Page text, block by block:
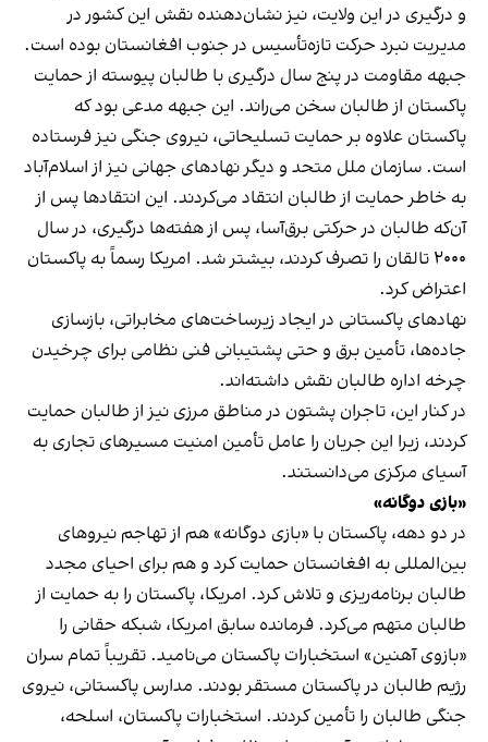
و درگیری در این ولایت، نیز نشان‌دهنده نقش این کشور در
مدیریت نبرد حرکت تازه‌تأسیس در جنوب افغانستان بوده است.
جبهه مقاومت در پنج سال درگیری با طالبان پیوسته از حمایت
پاکستان از طالبان سخن می‌راند. این جبهه مدعی بود که
پاکستان علاوه بر حمایت تسلیحاتی، نیروی جنگی نیز فرستاده
است. سازمان ملل متحد و دیگر نهادهای جهانی نیز از اسلام‌آباد
به خاطر حمایت از طالبان انتقاد می‌کردند. این انتقادها پس از
آن‌که طالبان در حرکتی برق‌آسا، پس از هفته‌ها درگیری، در سال
۲۰۰۰ تالقان را تصرف کردند، بیشتر شد. امریکا رسماً به پاکستان
اعتراض کرد.
نهادهای پاکستانی در ایجاد زیرساخت‌های مخابراتی، بازسازی
جاده‌ها، تأمین برق و حتی پشتیبانی فنی نظامی برای چرخیدن
چرخه اداره طالبان نقش داشته‌اند.
در کنار این، تاجران پشتون در مناطق مرزی نیز از طالبان حمایت
کردند، زیرا این جریان را عامل تأمین امنیت مسیرهای تجاری به
آسیای مرکزی می‌دانستند.
«بازی دوگانه»
در دو دهه، پاکستان با «بازی دوگانه» هم از تهاجم نیروهای
بین‌المللی به افغانستان حمایت کرد و هم برای احیای مجدد
طالبان برنامه‌ریزی و تلاش کرد. امریکا، پاکستان را به حمایت از
طالبان متهم می‌کرد. فرمانده سابق امریکا، شبکه حقانی را
«بازوی آهنین» استخبارات پاکستان می‌نامید. تقریباً تمام سران
رژیم طالبان در پاکستان مستقر بودند. مدارس پاکستانی، نیروی
جنگی طالبان را تأمین کردند. استخبارات پاکستان، اسلحه،